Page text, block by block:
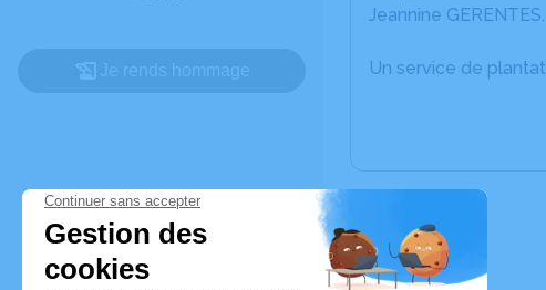
Jeannine GERENTES.
Un service de